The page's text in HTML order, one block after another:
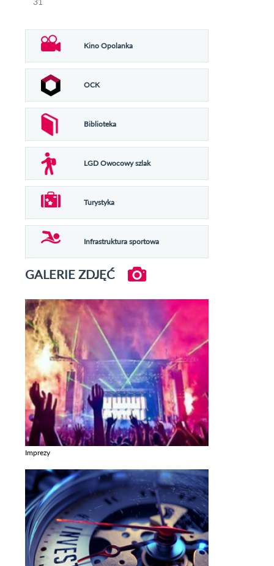
Kino Opolanka
OCK
Biblioteka
LGD Owocowy szlak
Turystyka
Infrastruktura sportowa
GALERIE ZDJĘĆ
Imprezy